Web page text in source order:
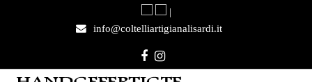
|
info@coltelliartigianalisardi.it
Facebook
Instagram